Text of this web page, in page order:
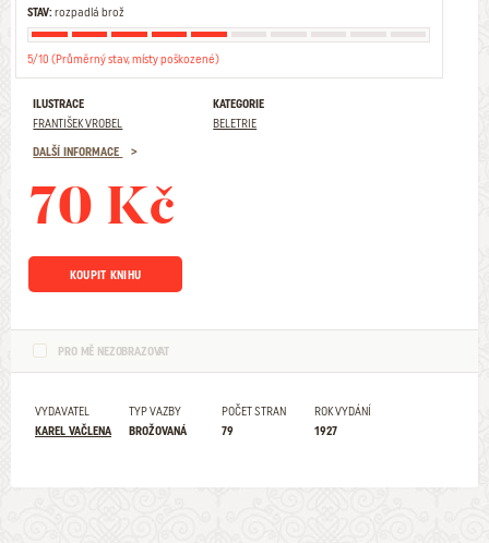
STAV:rozpadlá brož
5/10 (Průměrný stav, místy poškozené)
ILUSTRACE
FRANTIŠEK VROBEL
KATEGORIE
BELETRIE
DALŠÍ INFORMACE
70 Kč
KOUPIT KNIHU
PRO MĚ NEZOBRAZOVAT
VYDAVATEL
KAREL VAČLENA
TYP VAZBY
BROŽOVANÁ
POČET STRAN
79
ROK VYDÁNÍ
1927